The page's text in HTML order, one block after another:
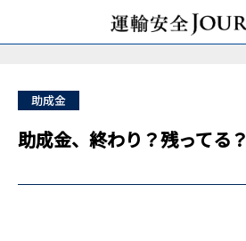
特集
ロボット点呼
助成金、終わり？残ってる？
助成金
助成金、終わり？残ってる？